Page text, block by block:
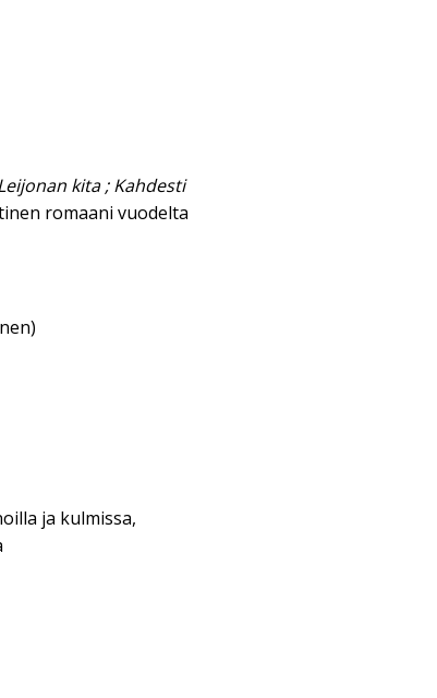
kita ; Kahdesti
romaani vuodelta
ja kulmissa,